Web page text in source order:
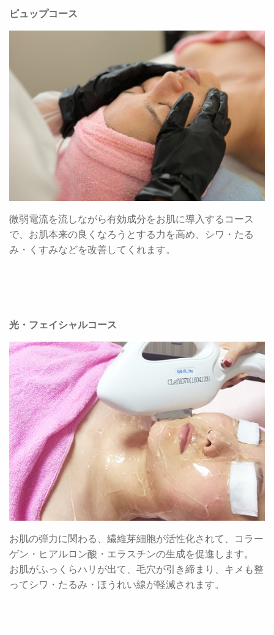
ビュップコース
微弱電流を流しながら有効成分をお肌に導入するコース
で、お肌本来の良くなろうとする力を高め、シワ・たる
み・くすみなどを改善してくれます。
光・フェイシャルコース
お肌の弾力に関わる、繊維芽細胞が活性化されて、コラー
ゲン・ヒアルロン酸・エラスチンの生成を促進します。
お肌がふっくらハリが出て、毛穴が引き締まり、キメも整
ってシワ・たるみ・ほうれい線が軽減されます。